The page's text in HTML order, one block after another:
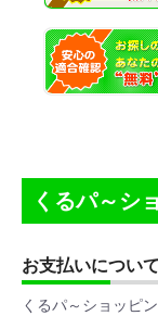
くるパ～シ
お支払いについて
くるパ～ショッピ